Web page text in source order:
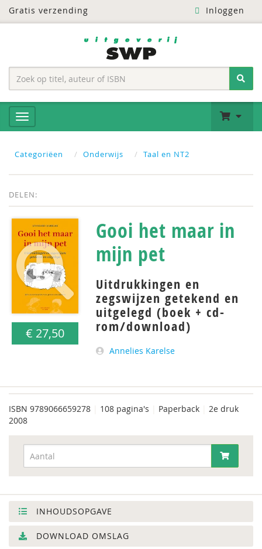
Gratis verzending Inloggen
Categoriëen Onderwijs Taal en NT2
DELEN:
€ 27,50
Gooi het maar in
mijn pet
Uitdrukkingen en
zegswijzen getekend en
uitgelegd (boek + cd-
rom/download)
Annelies Karelse
ISBN 9789066659278 108 pagina's Paperback
2e druk
2008
INHOUDSOPGAVE
DOWNLOAD OMSLAG